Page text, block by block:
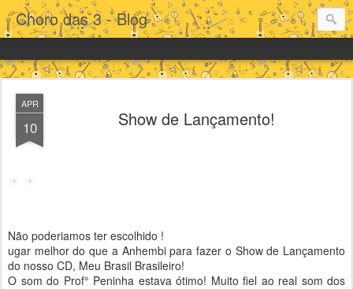
Choro das 3 - Blog
APR
10 Show de Lançamento!
Não poderiamos ter escolhido !
ugar melhor do que a Anhembi para fazer o Show de Lançamento
do nosso CD, Meu Brasil Brasileiro!
O som do Prof° Peninha estava ótimo! Muito fiel ao real som dos